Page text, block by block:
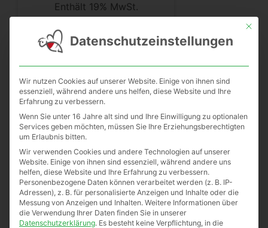
Enthält 19% MwSt.
Lieferzeit: sofort lieferbar
Zum Produkt
Mit
Datenschutzeinstellungen
Wir nutzen Cookies auf unserer Website. Einige von ihnen sind
essenziell, während andere uns helfen, diese Website und Ihre
Erfahrung zu verbessern.
Wenn Sie unter 16 Jahre alt sind und Ihre Einwilligung zu optionalen
Services geben möchten, müssen Sie Ihre Erziehungsberechtigten
um Erlaubnis bitten.
Wir verwenden Cookies und andere Technologien auf unserer
Website. Einige von ihnen sind essenziell, während andere uns
helfen, diese Website und Ihre Erfahrung zu verbessern.
Personenbezogene Daten können verarbeitet werden (z. B. IP-
Adressen), z. B. für personalisierte Anzeigen und Inhalte oder die
Messung von Anzeigen und Inhalten. Weitere Informationen über
die Verwendung Ihrer Daten finden Sie in unserer
Datenschutzerklärung. Es besteht keine Verpflichtung, in die